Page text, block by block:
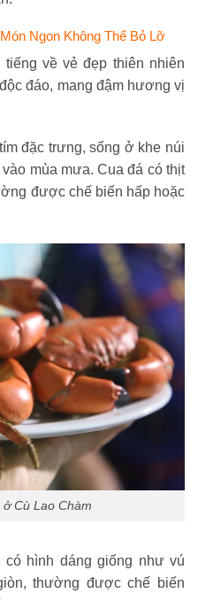
Ngon Không Thể Bỏ Lỡ
về vẻ đẹp thiên nhiên
đáo, mang đậm hương vị
đặc trưng, sống ở khe núi
mùa mưa. Cua đá có thịt
được chế biến hấp hoặc
Cù Lao Chàm
có hình dáng giống như vú
thường được chế biến